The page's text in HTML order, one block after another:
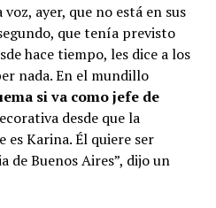
ayer, que no está en sus
que tenía previsto
hace tiempo, les dice a los
nada. En el mundillo
si va como jefe de
desde que la
es Karina. Él quiere ser
de Buenos Aires”, dijo un